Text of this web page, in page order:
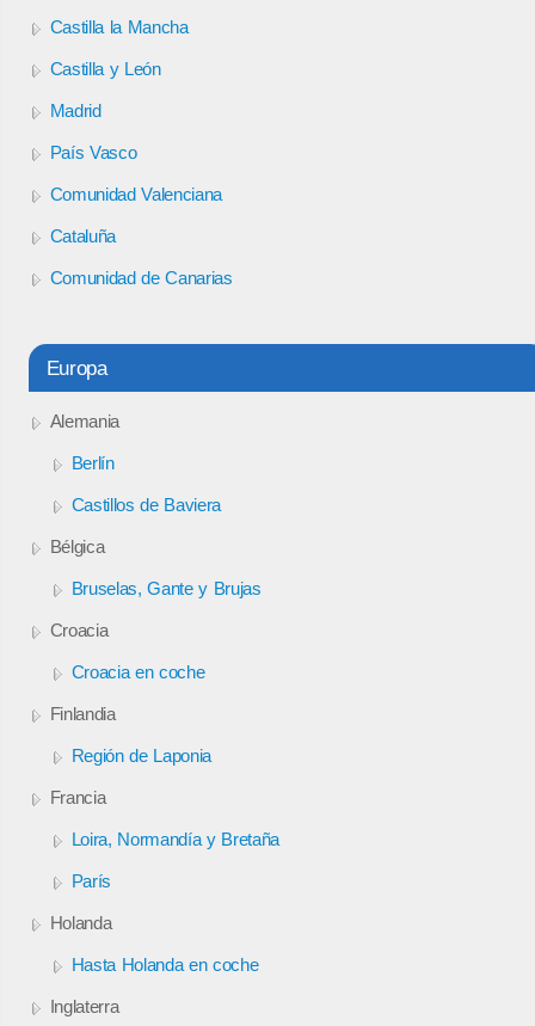
Castilla la Mancha
Castilla y León
Madrid
País Vasco
Comunidad Valenciana
Cataluña
Comunidad de Canarias
Europa
Alemania
Berlín
Castillos de Baviera
Bélgica
Bruselas, Gante y Brujas
Croacia
Croacia en coche
Finlandia
Región de Laponia
Francia
Loira, Normandía y Bretaña
París
Holanda
Hasta Holanda en coche
Inglaterra